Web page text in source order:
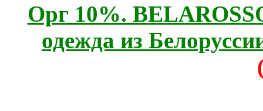
Орг 10%.
одежда из